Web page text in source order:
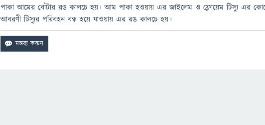
পাকা আমের বোঁটার রঙ কালচে হয়। আম পাকা হওয়ায় এর জাইলেম ও ফ্লোয়েম টিস্যু এর
আবরণী টিস্যু্র পরিবহন বন্ধ হয়ে যাওয়ায় এর রঙ কালচে হয়।